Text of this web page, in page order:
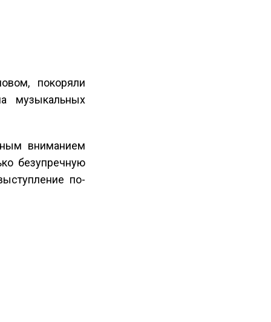
покоряли
музыкальных
вниманием
безупречную
по-